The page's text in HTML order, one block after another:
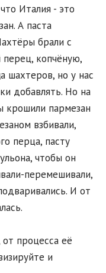
Италия - это
А паста
брали с
копчёную,
шахтеров, но у нас
добавлять. Но на
крошили пармезан
взбивали,
перца, пасту
чтобы он
перемешивали,
И от
процесса её
и